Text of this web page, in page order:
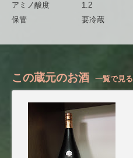
アミノ酸度
1.2
保管
要冷蔵
この蔵元のお酒 一覧で見る